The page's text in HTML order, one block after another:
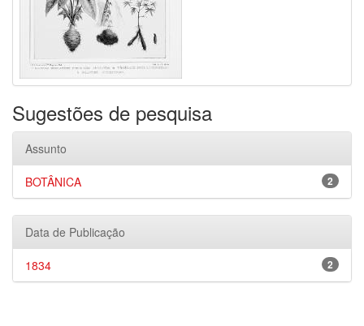
Sugestões de pesquisa
Assunto
2
BOTÂNICA
Data de Publicação
2
1834